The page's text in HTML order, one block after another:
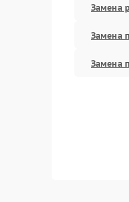
Замена
Замена
Замена